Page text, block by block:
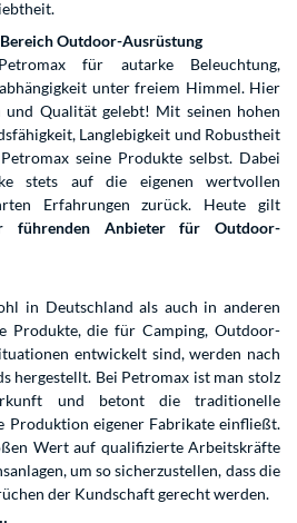
Outdoor-Ausrüstung
für autarke Beleuchtung,
unter freiem Himmel. Hier
Qualität gelebt! Mit seinen hohen
Langlebigkeit und Robustheit
seine Produkte selbst. Dabei
stets auf die eigenen wertvollen
Erfahrungen zurück. Heute gilt
führenden Anbieter für Outdoor-
in Deutschland als auch in anderen
Produkte, die für Camping, Outdoor-
entwickelt sind, werden nach
hergestellt. Bei Petromax ist man stolz
und betont die traditionelle
Produktion eigener Fabrikate einfließt.
Wert auf qualifizierte Arbeitskräfte
um so sicherzustellen, dass die
der Kundschaft gerecht werden.